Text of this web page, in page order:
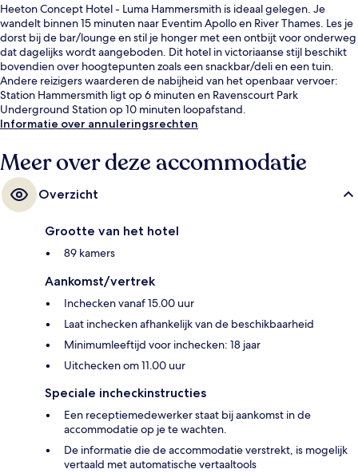
Heeton Concept Hotel - Luma Hammersmith is ideaal gelegen. Je
wandelt binnen 15 minuten naar Eventim Apollo en River Thames. Les je
dorst bij de bar/lounge en stil je honger met een ontbijt voor onderweg
dat dagelijks wordt aangeboden. Dit hotel in victoriaanse stijl beschikt
bovendien over hoogtepunten zoals een snackbar/deli en een tuin.
Andere reizigers waarderen de nabijheid van het openbaar vervoer:
Station Hammersmith ligt op 6 minuten en Ravenscourt Park
Underground Station op 10 minuten loopafstand.
Informatie over annuleringsrechten
Meer over deze accommodatie
Overzicht
Grootte van het hotel
89 kamers
Aankomst/vertrek
Inchecken vanaf 15.00 uur
Laat inchecken afhankelijk van de beschikbaarheid
Minimumleeftijd voor inchecken: 18 jaar
Uitchecken om 11.00 uur
Speciale incheckinstructies
Een receptiemedewerker staat bij aankomst in de
accommodatie op je te wachten.
De informatie die de accommodatie verstrekt, is mogelijk
vertaald met automatische vertaaltools